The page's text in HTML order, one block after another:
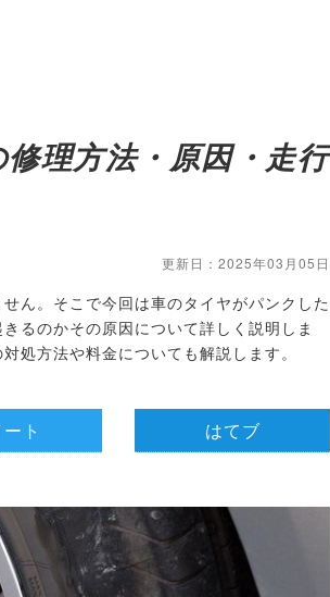
理方法・原因・走行
更新日：2025年03月05日
ん。そこで今回は車のタイヤがパンクした
るのかその原因について詳しく説明しま
処方法や料金についても解説します。
ト はてブ